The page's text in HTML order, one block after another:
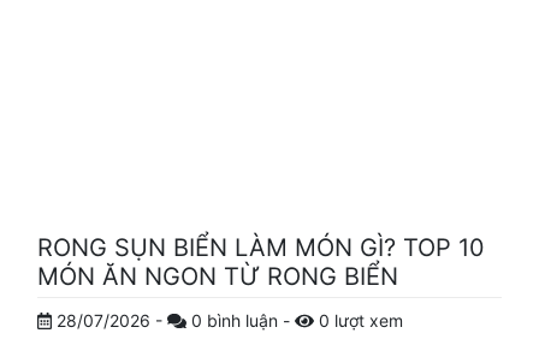
RONG SỤN BIỂN LÀM MÓN GÌ? TOP 10
MÓN ĂN NGON TỪ RONG BIỂN
28/07/2026 - 0 bình luận - 0 lượt xem